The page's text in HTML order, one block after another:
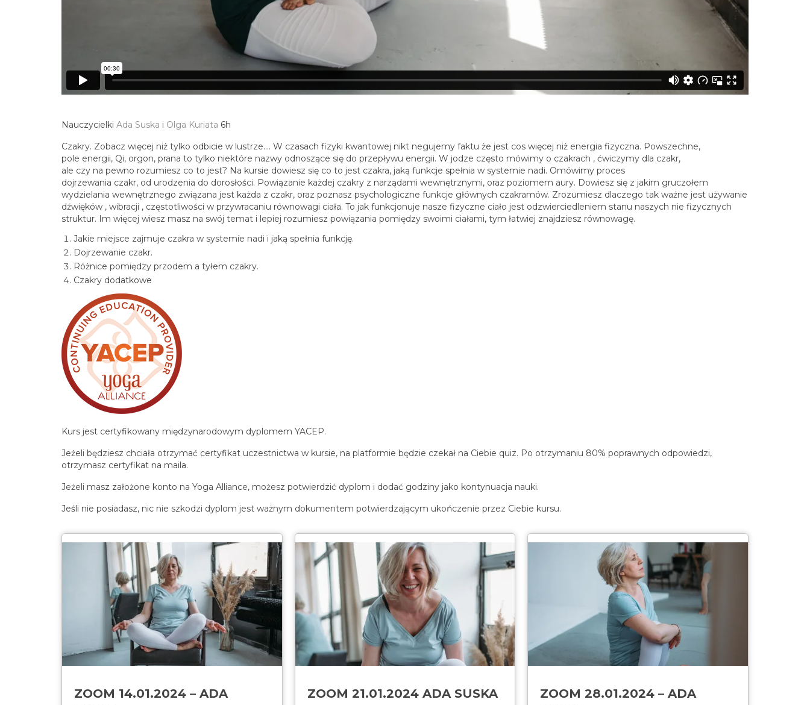
Nauczycielki Ada Suska i Olga Kuriata 6h
Czakry. Zobacz więcej niż tylko odbicie w lustrze…. W czasach fizyki kwantowej nikt negujemy faktu że jest cos więcej niż energia fizyczna. Powszechne,
pole energii, Qi, orgon, prana to tylko niektóre nazwy odnoszące się do przepływu energii. W jodze często mówimy o czakrach , ćwiczymy dla czakr,
ale czy na pewno rozumiesz co to jest? Na kursie dowiesz się co to jest czakra, jaką funkcje spełnia w systemie nadi. Omówimy proces
dojrzewania czakr, od urodzenia do dorosłości. Powiązanie każdej czakry z narządami wewnętrznymi, oraz poziomem aury. Dowiesz się z jakim gruczołem
wydzielania wewnętrznego związana jest każda z czakr, oraz poznasz psychologiczne funkcje głównych czakramów. Zrozumiesz dlaczego tak ważne jest używanie
dźwięków , wibracji , częstotliwości w przywracaniu równowagi ciała. To jak funkcjonuje nasze fizyczne ciało jest odzwierciedleniem stanu naszych nie fizycznych
struktur. Im więcej wiesz masz na swój temat i lepiej rozumiesz powiązania pomiędzy swoimi ciałami, tym łatwiej znajdziesz równowagę.
Jakie miejsce zajmuje czakra w systemie nadi i jaką spełnia funkcję.
Dojrzewanie czakr.
Różnice pomiędzy przodem a tyłem czakry.
Czakry dodatkowe
Kurs jest certyfikowany międzynarodowym dyplomem YACEP.
Jeżeli będziesz chciała otrzymać certyfikat uczestnictwa w kursie, na platformie będzie czekał na Ciebie quiz. Po otrzymaniu 80% poprawnych odpowiedzi,
otrzymasz certyfikat na maila.
Jeżeli masz założone konto na Yoga Alliance, możesz potwierdzić dyplom i dodać godziny jako kontynuacja nauki.
Jeśli nie posiadasz, nic nie szkodzi dyplom jest ważnym dokumentem potwierdzającym ukończenie przez Ciebie kursu.
ZOOM 14.01.2024 – ADA
ZOOM 21.01.2024 ADA SUSKA
ZOOM 28.01.2024 – ADA